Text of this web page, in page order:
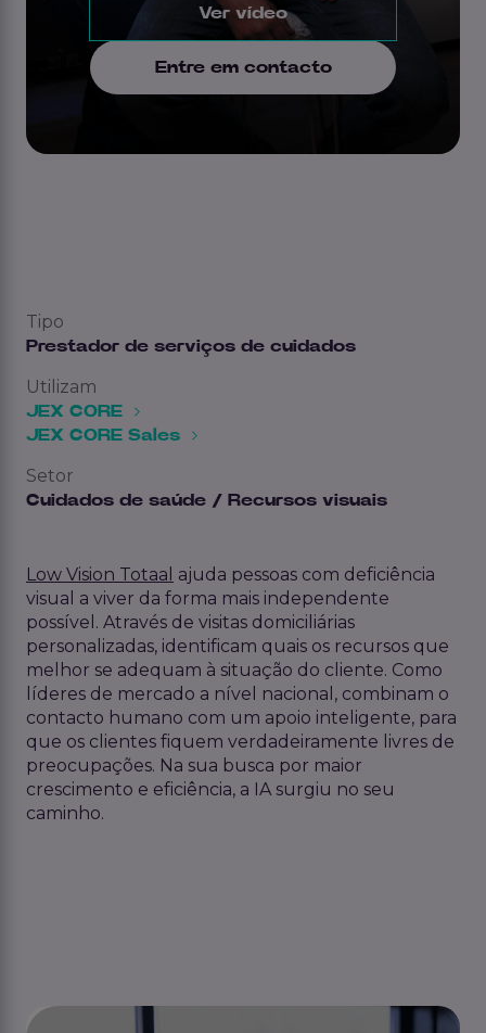
Ver vídeo
Entre em contacto
Tipo
Prestador de serviços de cuidados
Utilizam
JEX CORE
JEX CORE Sales
Setor
Cuidados de saúde / Recursos visuais
Low Vision Totaal ajuda pessoas com deficiência
visual a viver da forma mais independente
possível. Através de visitas domiciliárias
personalizadas, identificam quais os recursos que
melhor se adequam à situação do cliente. Como
líderes de mercado a nível nacional, combinam o
contacto humano com um apoio inteligente, para
que os clientes fiquem verdadeiramente livres de
preocupações. Na sua busca por maior
crescimento e eficiência, a IA surgiu no seu
caminho.